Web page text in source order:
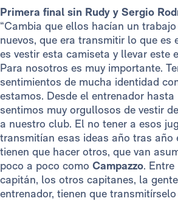
Primera final sin Rudy y Sergio
“Cambia que ellos hacían un
nuevos, que era transmitir lo que es
es vestir esta camiseta y llevar este
Para nosotros es muy importante.
sentimientos de mucha identidad
estamos. Desde el entrenador
sentimos muy orgullosos de vestir
a nuestro club. El no tener a esos
transmitían esas ideas año tras año
tienen que hacer otros, que van
poco a poco como Campazzo. Entre
capitán, los otros capitanes, la
entrenador, tienen que transmitírselo